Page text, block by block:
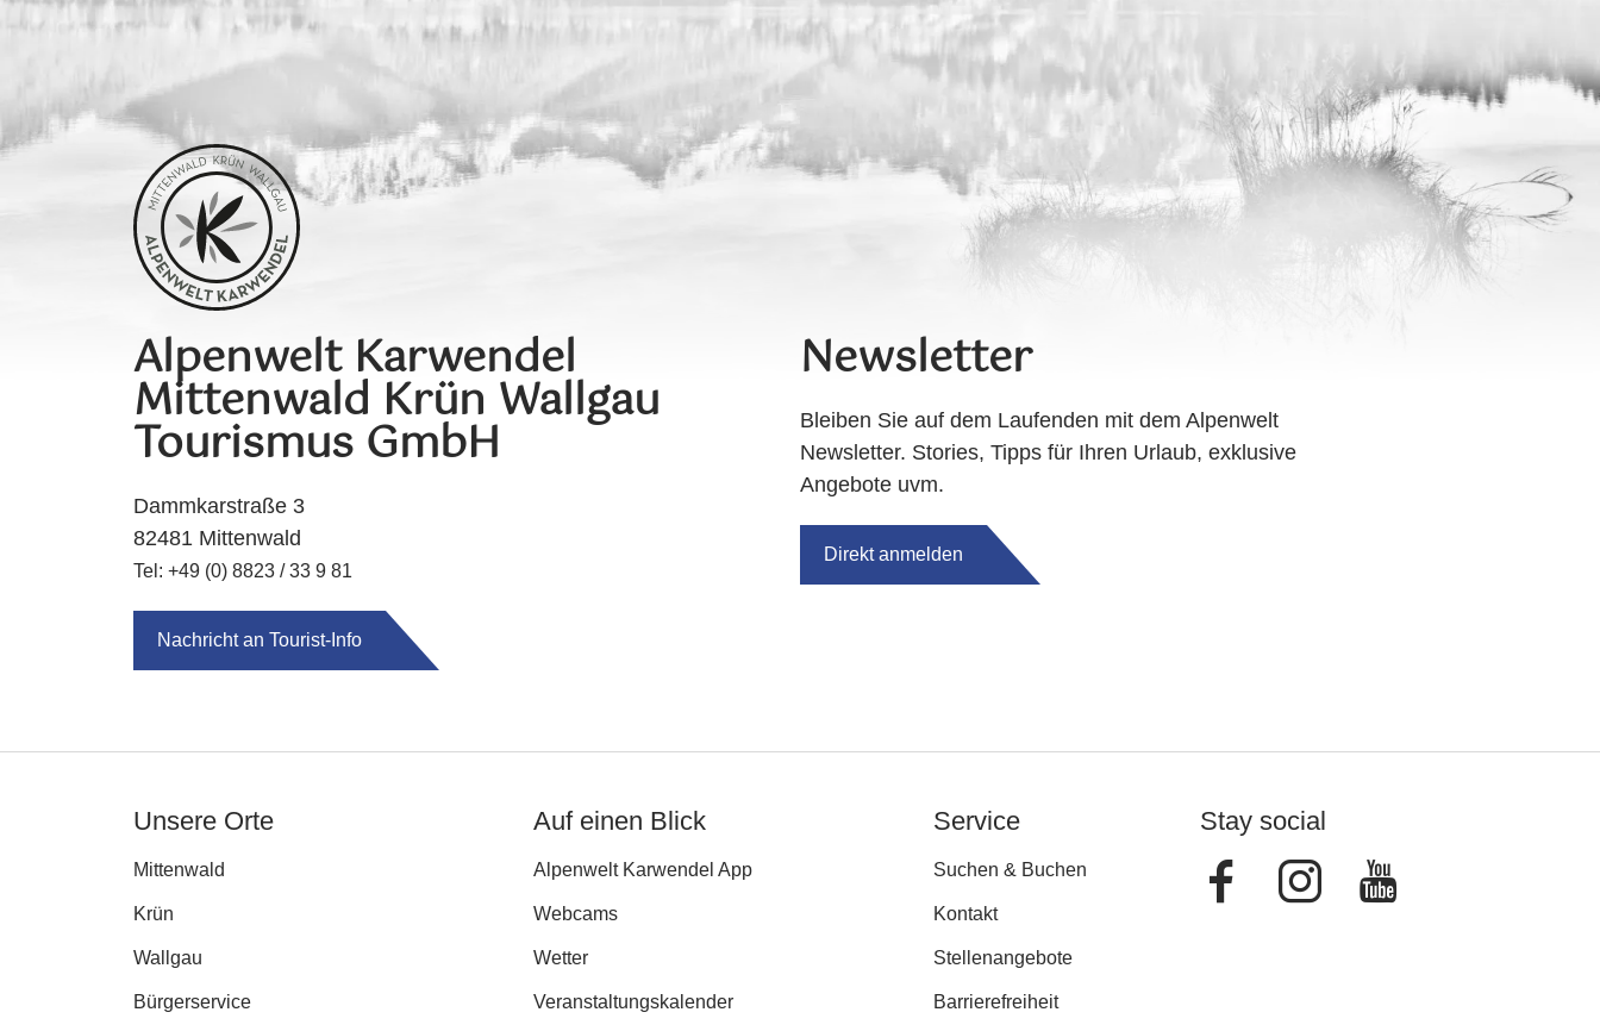
Alpenwelt Karwendel
Mittenwald Krün Wallgau
Tourismus GmbH
Dammkarstraße 3
82481 Mittenwald
Tel: +49 (0) 8823 / 33 9 81
Nachricht an Tourist-Info
Newsletter
Bleiben Sie auf dem Laufenden mit dem Alpenwelt
Newsletter. Stories, Tipps für Ihren Urlaub, exklusive
Angebote uvm.
Direkt anmelden
Unsere Orte
Mittenwald
Krün
Wallgau
Bürgerservice
Auf einen Blick
Alpenwelt Karwendel App
Webcams
Wetter
Veranstaltungs­kalender
Service
Suchen & Buchen
Kontakt
Stellenangebote
Barrierefreiheit
Stay social
FacebookInstagram